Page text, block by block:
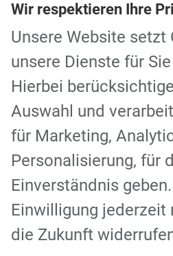
Sonderausstattung:
Fahrerassistenz
mit Bodenprojektion,
System vorn, int.
Tempomat iACC,
Fahrspur-/
erweiterte
360° Kamera inkl.
Assistent)
Wir respektieren Ihre
Unsere Website setzt
unsere Dienste für
Hierbei
Auswahl und
für Marketing,
Personalisierung, für
Einverständnis
Einwilligung jederzeit
die Zukunft